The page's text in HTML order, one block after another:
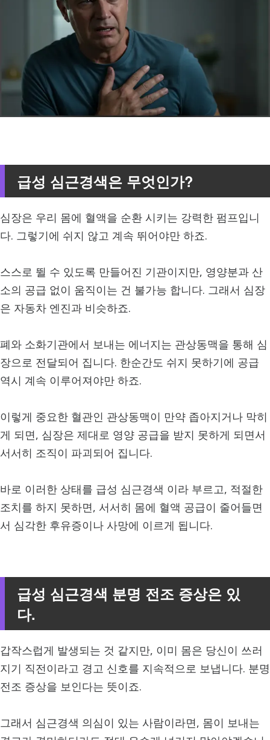
급성 심근경색은 무엇인가?
심장은 우리 몸에 혈액을 순환 시키는 강력한 펌프입니
다. 그렇기에 쉬지 않고 계속 뛰어야만 하죠.
스스로 뛸 수 있도록 만들어진 기관이지만, 영양분과 산
소의 공급 없이 움직이는 건 불가능 합니다. 그래서 심장
은 자동차 엔진과 비슷하죠.
폐와 소화기관에서 보내는 에너지는 관상동맥을 통해 심
장으로 전달되어 집니다. 한순간도 쉬지 못하기에 공급
역시 계속 이루어져야만 하죠.
이렇게 중요한 혈관인 관상동맥이 만약 좁아지거나 막히
게 되면, 심장은 제대로 영양 공급을 받지 못하게 되면서
서서히 조직이 파괴되어 집니다.
바로 이러한 상태를 급성 심근경색 이라 부르고, 적절한
조치를 하지 못하면, 서서히 몸에 혈액 공급이 줄어들면
서 심각한 후유증이나 사망에 이르게 됩니다.
급성 심근경색 분명 전조 증상은 있
다.
갑작스럽게 발생되는 것 같지만, 이미 몸은 당신이 쓰러
지기 직전이라고 경고 신호를 지속적으로 보냅니다. 분명
전조 증상을 보인다는 뜻이죠.
그래서 심근경색 의심이 있는 사람이라면, 몸이 보내는